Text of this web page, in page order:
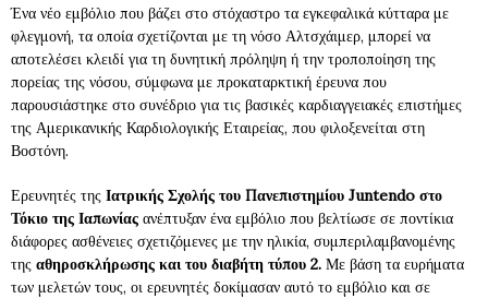
Ένα νέο εμβόλιο που βάζει στο στόχαστρο τα εγκεφαλικά κύτταρα με
φλεγμονή, τα οποία σχετίζονται με τη νόσο Αλτσχάιμερ, μπορεί να
αποτελέσει κλειδί για τη δυνητική πρόληψη ή την τροποποίηση της
πορείας της νόσου, σύμφωνα με προκαταρκτική έρευνα που
παρουσιάστηκε στο συνέδριο για τις βασικές καρδιαγγειακές επιστήμες
της Αμερικανικής Καρδιολογικής Εταιρείας, που φιλοξενείται στη
Βοστόνη.
Ερευνητές της Ιατρικής Σχολής του Πανεπιστημίου Juntendo στο
Τόκιο της Ιαπωνίας ανέπτυξαν ένα εμβόλιο που βελτίωσε σε ποντίκια
διάφορες ασθένειες σχετιζόμενες με την ηλικία, συμπεριλαμβανομένης
της αθηροσκλήρωσης και του διαβήτη τύπου 2. Με βάση τα ευρήματα
των μελετών τους, οι ερευνητές δοκίμασαν αυτό το εμβόλιο και σε